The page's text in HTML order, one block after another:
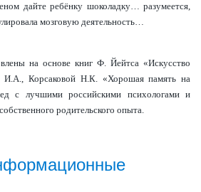
дайте ребёнку шоколадку… разумеется,
мозговую деятельность…
на основе книг Ф. Йейтса «Искусство
И.А., Корсаковой Н.К. «Хорошая память на
с лучшими российскими психологами и
родительского опыта.